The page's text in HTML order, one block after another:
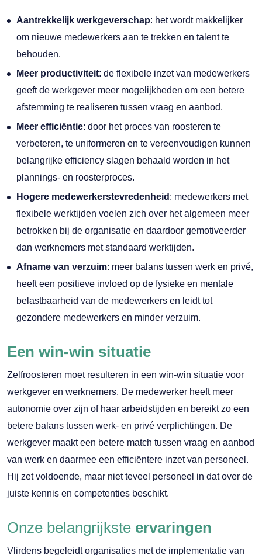
Aantrekkelijk werkgeverschap: het wordt makkelijker
om nieuwe medewerkers aan te trekken en talent te
behouden.
Meer productiviteit: de flexibele inzet van medewerkers
geeft de werkgever meer mogelijkheden om een betere
afstemming te realiseren tussen vraag en aanbod.
Meer efficiëntie: door het proces van roosteren te
verbeteren, te uniformeren en te vereenvoudigen kunnen
belangrijke efficiency slagen behaald worden in het
plannings- en roosterproces.
Hogere medewerkerstevredenheid : medewerkers met
flexibele werktijden voelen zich over het algemeen meer
betrokken bij de organisatie en daardoor gemotiveerder
dan werknemers met standaard werktijden.
Afname van verzuim: meer balans tussen werk en privé,
heeft een positieve invloed op de fysieke en mentale
belastbaarheid van de medewerkers en leidt tot
gezondere medewerkers en minder verzuim.
Een win-win situatie
Zelfroosteren moet resulteren in een win-win situatie voor
werkgever en werknemers. De medewerker heeft meer
autonomie over zijn of haar arbeidstijden en bereikt zo een
betere balans tussen werk- en privé verplichtingen. De
werkgever maakt een betere match tussen vraag en aanbod
van werk en daarmee een efficiëntere inzet van personeel.
Hij zet voldoende, maar niet teveel personeel in dat over de
juiste kennis en competenties beschikt.
Onze belangrijkste ervaringen
Vlirdens begeleidt organisaties met de implementatie van